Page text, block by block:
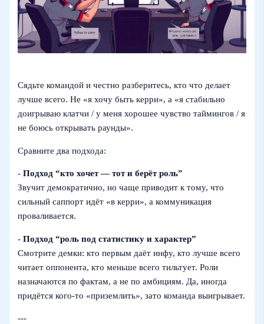
Сядьте командой и честно разберитесь, кто что делает
лучше всего. Не «я хочу быть керри», а «я стабильно
доигрываю клатчи / у меня хорошее чувство таймингов / я
не боюсь открывать раунды».
Сравните два подхода:
-Подход “кто хочет — тот и берёт роль”
Звучит демократично, но чаще приводит к тому, что
сильный саппорт идёт «в керри», а коммуникация
проваливается.
-Подход “роль под статистику и характер”
Смотрите демки: кто первым даёт инфу, кто лучше всего
читает оппонента, кто меньше всего тильтует. Роли
назначаются по фактам, а не по амбициям. Да, иногда
придётся кого‑то «приземлить», зато команда выигрывает.
---